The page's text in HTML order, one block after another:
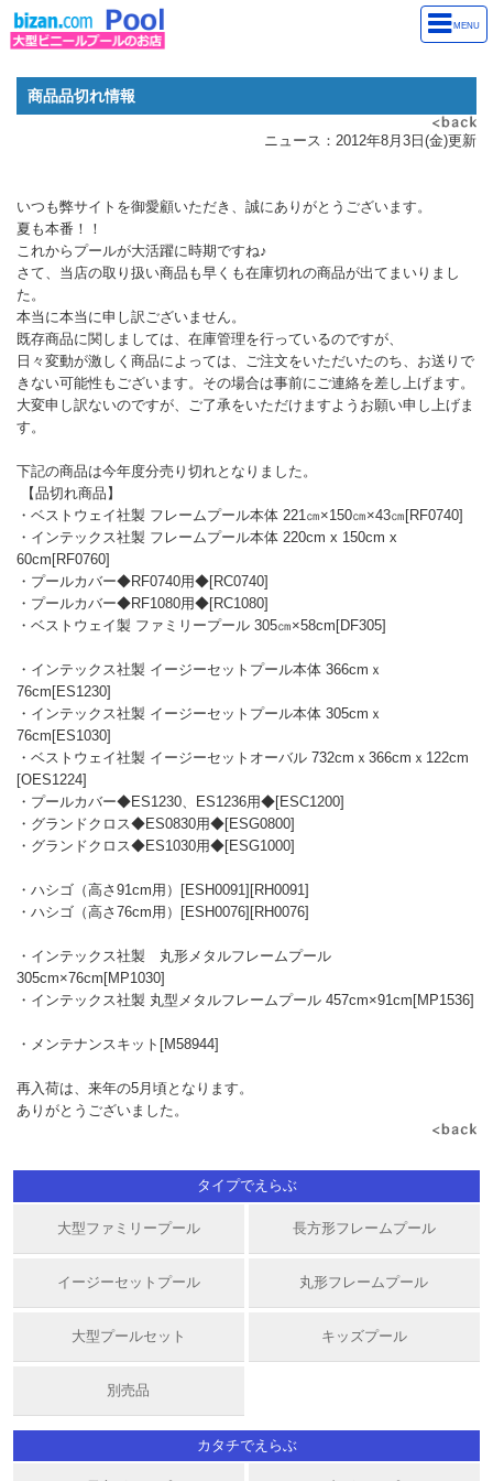
MENU
商品品切れ情報
ニュース：2012年8月3日(金)更新
いつも弊サイトを御愛顧いただき、誠にありがとうございます。
夏も本番！！
これからプールが大活躍に時期ですね♪
さて、当店の取り扱い商品も早くも在庫切れの商品が出てまいりまし
た。
本当に本当に申し訳ございません。
既存商品に関しましては、在庫管理を行っているのですが、
日々変動が激しく商品によっては、ご注文をいただいたのち、お送りで
きない可能性もございます。その場合は事前にご連絡を差し上げます。
大変申し訳ないのですが、ご了承をいただけますようお願い申し上げま
す。
下記の商品は今年度分売り切れとなりました。
【品切れ商品】
・ベストウェイ社製 フレームプール本体 221㎝×150㎝×43㎝[RF0740]
・インテックス社製 フレームプール本体 220cm x 150cm x
60cm[RF0760]
・プールカバー◆RF0740用◆[RC0740]
・プールカバー◆RF1080用◆[RC1080]
・ベストウェイ製 ファミリープール 305㎝×58cm[DF305]
・インテックス社製 イージーセットプール本体 366cmｘ
76cm[ES1230]
・インテックス社製 イージーセットプール本体 305cmｘ
76cm[ES1030]
・ベストウェイ社製 イージーセットオーバル 732cmｘ366cmｘ122cm
[OES1224]
・プールカバー◆ES1230、ES1236用◆[ESC1200]
・グランドクロス◆ES0830用◆[ESG0800]
・グランドクロス◆ES1030用◆[ESG1000]
・ハシゴ（高さ91cm用）[ESH0091][RH0091]
・ハシゴ（高さ76cm用）[ESH0076][RH0076]
・インテックス社製 丸形メタルフレームプール
305cm×76cm[MP1030]
・インテックス社製 丸型メタルフレームプール 457cm×91cm[MP1536]
・メンテナンスキット[M58944]
再入荷は、来年の5月頃となります。
ありがとうございました。
タイプでえらぶ
大型ファミリープール 長方形フレームプール
イージーセットプール 丸形フレームプール
大型プールセット キッズプール
別売品
カタチでえらぶ